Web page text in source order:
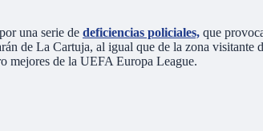
una serie de deficiencias policiales, que
de La Cartuja, al igual que de la zona visitante
mejores de la UEFA Europa League.